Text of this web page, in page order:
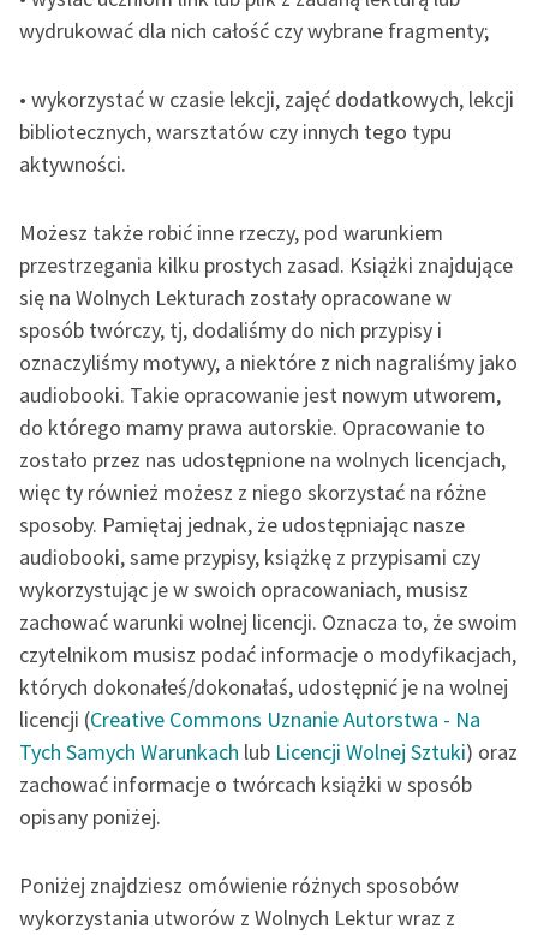
Zasady wykorzystania
Logotypy
Materiały promocyjne
Polityka prywatności
Regulamin biblioteki
Dane fundacji i
sprawozdania finansowe
Regulamin darowizn
Informacja o treściach
wrażliwych
Deklaracja dostępności
wydrukować dla nich całość czy wybrane fragmenty;
• wykorzystać w czasie lekcji, zajęć dodatkowych, lekcji
bibliotecznych, warsztatów czy innych tego typu
aktywności.
Możesz także robić inne rzeczy, pod warunkiem
przestrzegania kilku prostych zasad. Książki znajdujące
się na Wolnych Lekturach zostały opracowane w
sposób twórczy, tj, dodaliśmy do nich przypisy i
oznaczyliśmy motywy, a niektóre z nich nagraliśmy jako
audiobooki. Takie opracowanie jest nowym utworem,
do którego mamy prawa autorskie. Opracowanie to
zostało przez nas udostępnione na wolnych licencjach,
więc ty również możesz z niego skorzystać na różne
sposoby. Pamiętaj jednak, że udostępniając nasze
audiobooki, same przypisy, książkę z przypisami czy
wykorzystując je w swoich opracowaniach, musisz
zachować warunki wolnej licencji. Oznacza to, że swoim
czytelnikom musisz podać informacje o modyfikacjach,
których dokonałeś/dokonałaś, udostępnić je na wolnej
licencji (Creative Commons Uznanie Autorstwa - Na
Tych Samych Warunkach lub Licencji Wolnej Sztuki) oraz
zachować informacje o twórcach książki w sposób
opisany poniżej.
Poniżej znajdziesz omówienie różnych sposobów
wykorzystania utworów z Wolnych Lektur wraz z